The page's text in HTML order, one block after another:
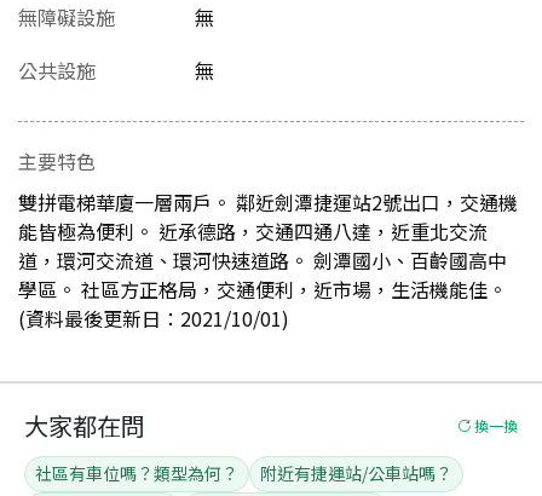
無障礙設施
無
公共設施
無
主要特色
雙拼電梯華廈一層兩戶。 鄰近劍潭捷運站2號出口，交通機
能皆極為便利。 近承德路，交通四通八達，近重北交流
道，環河交流道、環河快速道路。 劍潭國小、百齡國高中
學區。 社區方正格局，交通便利，近市場，生活機能佳。
(資料最後更新日：2021/10/01)
大家都在問 換一換
社區有車位嗎？類型為何？
附近有捷運站/公車站嗎？